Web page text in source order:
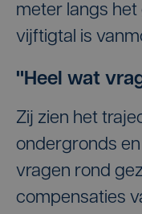
meter langs het
vijftigtal is
"Heel wat
Zij zien het
ondergronds
vragen rond
compensaties